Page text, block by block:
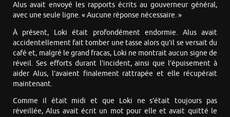
Alus avait envoyé les rapports écrits au gouverneur général,
avec une seule ligne. « Aucune réponse nécessaire. »
À présent, Loki était profondément endormie. Alus avait
accidentellement fait tomber une tasse alors qu’il se versait du
café et, malgré le grand fracas, Loki ne montrait aucun signe de
réveil. Ses efforts durant l’incident, ainsi que l’épuisement à
aider Alus, l’avaient finalement rattrapée et elle récupérait
maintenant.
Comme il était midi et que Loki ne s’était toujours pas
réveillée, Alus avait écrit un mot pour elle et avait quitté le